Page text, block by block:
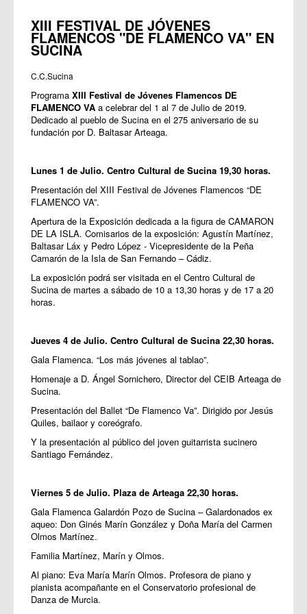
XIII FESTIVAL DE JÓVENES
FLAMENCOS "DE FLAMENCO VA" EN
SUCINA
C.C.Sucina
Programa XIII Festival de Jóvenes Flamencos DE
FLAMENCO VA a celebrar del 1 al 7 de Julio de 2019.
Dedicado al pueblo de Sucina en el 275 aniversario de su
fundación por D. Baltasar Arteaga.
Lunes 1 de Julio. Centro Cultural de Sucina 19,30 horas.
Presentación del XIII Festival de Jóvenes Flamencos “DE
FLAMENCO VA”.
Apertura de la Exposición dedicada a la figura de CAMARON
DE LA ISLA. Comisarios de la exposición: Agustín Martínez,
Baltasar Láx y Pedro López - Vicepresidente de la Peña
Camarón de la Isla de San Fernando – Cádiz.
La exposición podrá ser visitada en el Centro Cultural de
Sucina de martes a sábado de 10 a 13,30 horas y de 17 a 20
horas.
Jueves 4 de Julio. Centro Cultural de Sucina 22,30 horas.
Gala Flamenca. “Los más jóvenes al tablao”.
Homenaje a D. Ángel Sornichero, Director del CEIB Arteaga de
Sucina.
Presentación del Ballet “De Flamenco Va”. Dirigido por Jesús
Quiles, bailaor y coreógrafo.
Y la presentación al público del joven guitarrista sucinero
Santiago Fernández.
Viernes 5 de Julio. Plaza de Arteaga 22,30 horas.
Gala Flamenca Galardón Pozo de Sucina – Galardonados ex
aqueo: Don Ginés Marín González y Doña María del Carmen
Olmos Martínez.
Familia Martínez, Marín y Olmos.
Al piano: Eva María Marín Olmos. Profesora de piano y
pianista acompañante en el Conservatorio profesional de
Danza de Murcia.